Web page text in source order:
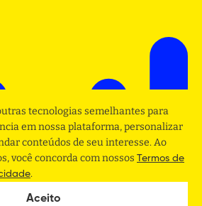
tecnologias semelhantes para
em nossa plataforma, personalizar
conteúdos de seu interesse. Ao
você concorda com nossos Termos de
.
Aceito